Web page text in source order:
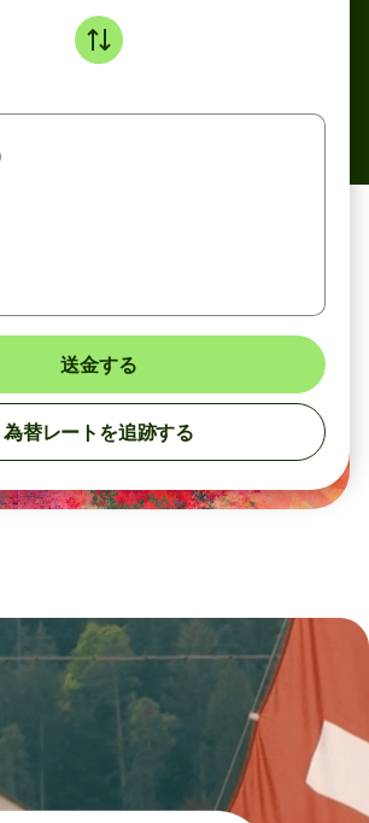
送金する
為替レートを追跡する